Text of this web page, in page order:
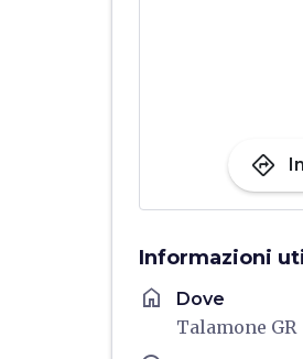
directions
Informazioni
home Dove
Talamone GR